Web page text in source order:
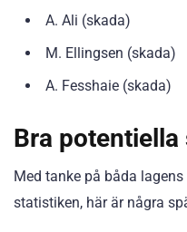
A. Ali (skada)
M. Ellingsen (skada)
A. Fesshaie (skada)
Bra
Med tanke på båda
statistiken, här är några